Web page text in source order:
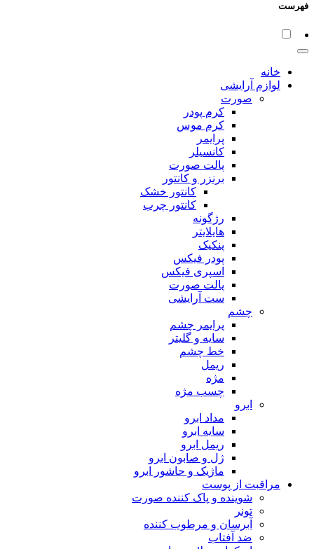
فهرست
خانه
لوازم آرایشی
صورت
کرم پودر
کرم موس
پرایمر
کانسیلر
پالت صورت
برنزر و کانتور
کانتور خشک
کانتور چرب
رژگونه
هایلایتر
پنکیک
پودر فیکس
اسپری فیکس
پالت صورت
ست آرایشی
چشم
پرایمر چشم
سایه و گلیتر
خط چشم
ریمل
مژه
چسب مژه
ابرو
مداد ابرو
سایه ابرو
ریمل ابرو
ژل و صابون ابرو
ماژیک و حاشور ابرو
مراقبت از پوست
شوینده و پاک کننده صورت
تونر
آبرسان و مرطوب کننده
ضد آفتاب